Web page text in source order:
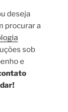
deseja
procurar a
sob
e